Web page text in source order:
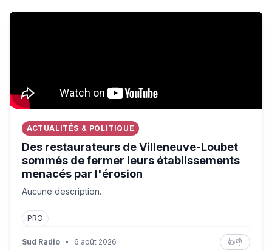
Des restaurateurs de Villeneuve-Loubet sommés de
ACTUALITÉS & POLITIQUE
Des restaurateurs de Villeneuve-Loubet
sommés de fermer leurs établissements
menacés par l'érosion
Aucune description.
PRO
Sud Radio • 6 août 2026 👍👎